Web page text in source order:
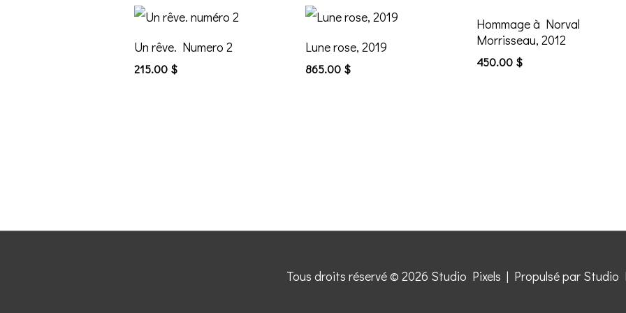
Un rêve. Numero 2
215.00 $
Lune rose, 2019
865.00 $
Hommage à Norval
Morrisseau, 2012
450.00 $
Tous droits réservé © 2026 Studio Pixels | Propulsé par Studio